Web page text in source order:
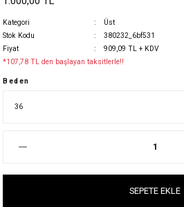
Kategori
Üst
Stok Kodu
380232_6bf531
Fiyat
909,09 TL + KDV
*107,78 TL den başlayan taksitlerle!!
Beden
SEPETE EKLE